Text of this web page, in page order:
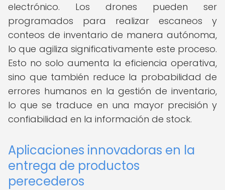
electrónico. Los drones pueden ser
programados para realizar escaneos y
conteos de inventario de manera autónoma,
lo que agiliza significativamente este proceso.
Esto no solo aumenta la eficiencia operativa,
sino que también reduce la probabilidad de
errores humanos en la gestión de inventario,
lo que se traduce en una mayor precisión y
confiabilidad en la información de stock.
Aplicaciones innovadoras en la
entrega de productos
perecederos